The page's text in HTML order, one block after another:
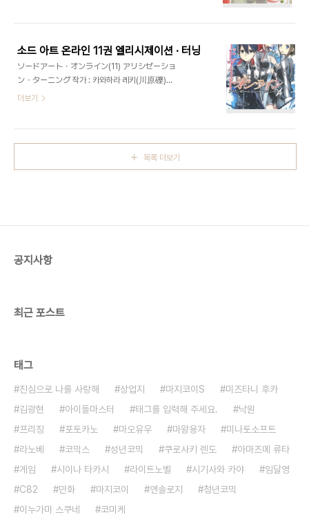
소드 아트 온라인 11권 엘리시제이션 · 터닝
ソードアート・オンライン(11) アリシゼーショ
ン・ターニング 작가 : 카와하라 레키(川原礫)일
러스트 : abecISBN : 9784048911573출판사
더보기
목록 더보기
공지사항
최근 포스트
태그
진심으로 나를 사랑해 상업지 마지코이S
미즈타니 후카
김광현
아이돌마스터 태그를 입력해 주세요.
낙원
프리징
포토카노 마오유우 마왕용자
미나토소프트
라노베
코믹스 성년코믹 쿠로사키 렌도
아마즈메 류타
게임
시이나 타카시 라이트노벨 시기사와 카야
임달영
C82
만화 마지코이 앤솔로지
청년코믹
이누가미 스쿠네
코미케